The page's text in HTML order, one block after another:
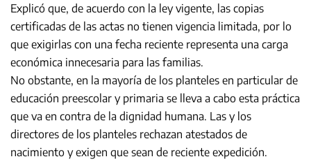
Explicó que, de acuerdo con la ley vigente, las copias
certificadas de las actas no tienen vigencia limitada, por lo
que exigirlas con una fecha reciente representa una carga
económica innecesaria para las familias.
No obstante, en la mayoría de los planteles en particular de
educación preescolar y primaria se lleva a cabo esta práctica
que va en contra de la dignidad humana. Las y los
directores de los planteles rechazan atestados de
nacimiento y exigen que sean de reciente expedición.